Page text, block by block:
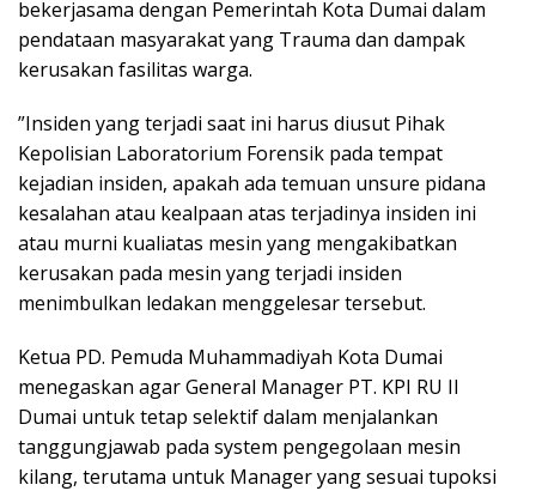
bekerjasama dengan Pemerintah Kota Dumai dalam
pendataan masyarakat yang Trauma dan dampak
kerusakan fasilitas warga.
”Insiden yang terjadi saat ini harus diusut Pihak
Kepolisian Laboratorium Forensik pada tempat
kejadian insiden, apakah ada temuan unsure pidana
kesalahan atau kealpaan atas terjadinya insiden ini
atau murni kualiatas mesin yang mengakibatkan
kerusakan pada mesin yang terjadi insiden
menimbulkan ledakan menggelesar tersebut.
Ketua PD. Pemuda Muhammadiyah Kota Dumai
menegaskan agar General Manager PT. KPI RU II
Dumai untuk tetap selektif dalam menjalankan
tanggungjawab pada system pengegolaan mesin
kilang, terutama untuk Manager yang sesuai tupoksi